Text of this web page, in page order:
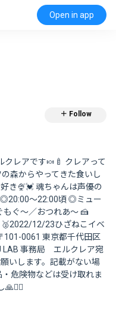
Open in app
＋ Follow
クレアです🍬🍼 クレアって
森からやってきた食いし
き🍨💓 魂ちゃんは声優の
◎20:00〜22:00頃 ◎ミュー
もぐ～／おつれあ～ 🍰
12/23ひざねこイベ
0061 東京都千代田区
LAB 事務局 エルクレア宛
いします。記載がない場
危険物などは受け取れま
🙏🙇‍♀️